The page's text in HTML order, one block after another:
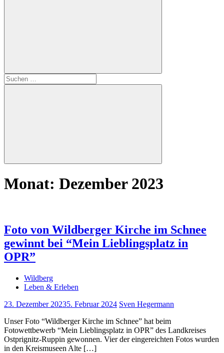
Suchen
nach:
Suchen
Monat: Dezember 2023
Foto von Wildberger Kirche im Schnee
gewinnt bei “Mein Lieblingsplatz in
OPR”
Wildberg
Leben & Erleben
23. Dezember 20235. Februar 2024 Sven Hegermann
Unser Foto “Wildberger Kirche im Schnee” hat beim
Fotowettbewerb “Mein Lieblingsplatz in OPR” des Landkreises
Ostprignitz-Ruppin gewonnen. Vier der eingereichten Fotos wurden
in den Kreismuseen Alte […]